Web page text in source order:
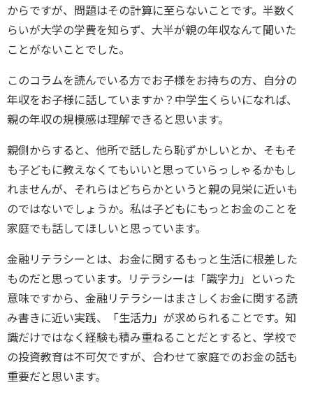
からですが、問題はその計算に至らないことです。半数く
らいが大学の学費を知らず、大半が親の年収なんて聞いた
ことがないことでした。
このコラムを読んでいる方でお子様をお持ちの方、自分の
年収をお子様に話していますか？中学生くらいになれば、
親の年収の規模感は理解できると思います。
親側からすると、他所で話したら恥ずかしいとか、そもそ
も子どもに教えなくてもいいと思っていらっしゃるかもし
れませんが、それらはどちらかというと親の見栄に近いも
のではないでしょうか。私は子どもにもっとお金のことを
家庭でも話してほしいと思っています。
金融リテラシーとは、お金に関するもっと生活に根差した
ものだと思っています。リテラシーは「識字力」といった
意味ですから、金融リテラシーはまさしくお金に関する読
み書きに近い実践、「生活力」が求められることです。知
識だけではなく経験も積み重ねることだとすると、学校で
の投資教育は不可欠ですが、合わせて家庭でのお金の話も
重要だと思います。